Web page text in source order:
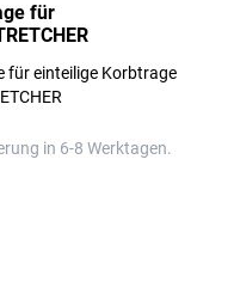
für
für einteilige Korbtrage
in 6-8 Werktagen.